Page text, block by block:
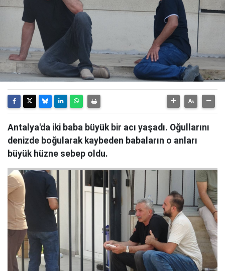
Antalya'da iki baba büyük bir acı yaşadı. Oğullarını
denizde boğularak kaybeden babaların o anları
büyük hüzne sebep oldu.